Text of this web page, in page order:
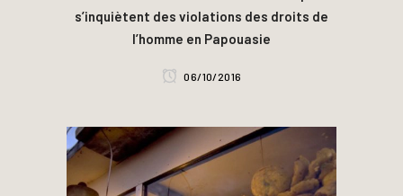
s’inquiètent des violations des droits de
l’homme en Papouasie
06/10/2016